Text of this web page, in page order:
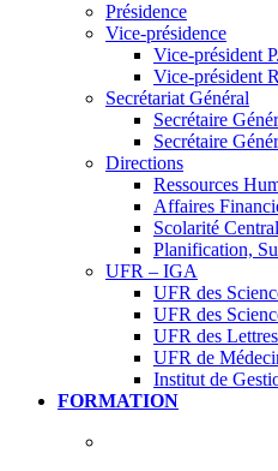
Présidence
Vice-présidence
Vice-président
Vice-président
Secrétariat Général
Secrétaire
Secrétaire
Directions
Ressources
Affaires
Scolarité
Planification,
UFR – IGA
UFR des
UFR des
UFR des
UFR de
Institut de
FORMATION